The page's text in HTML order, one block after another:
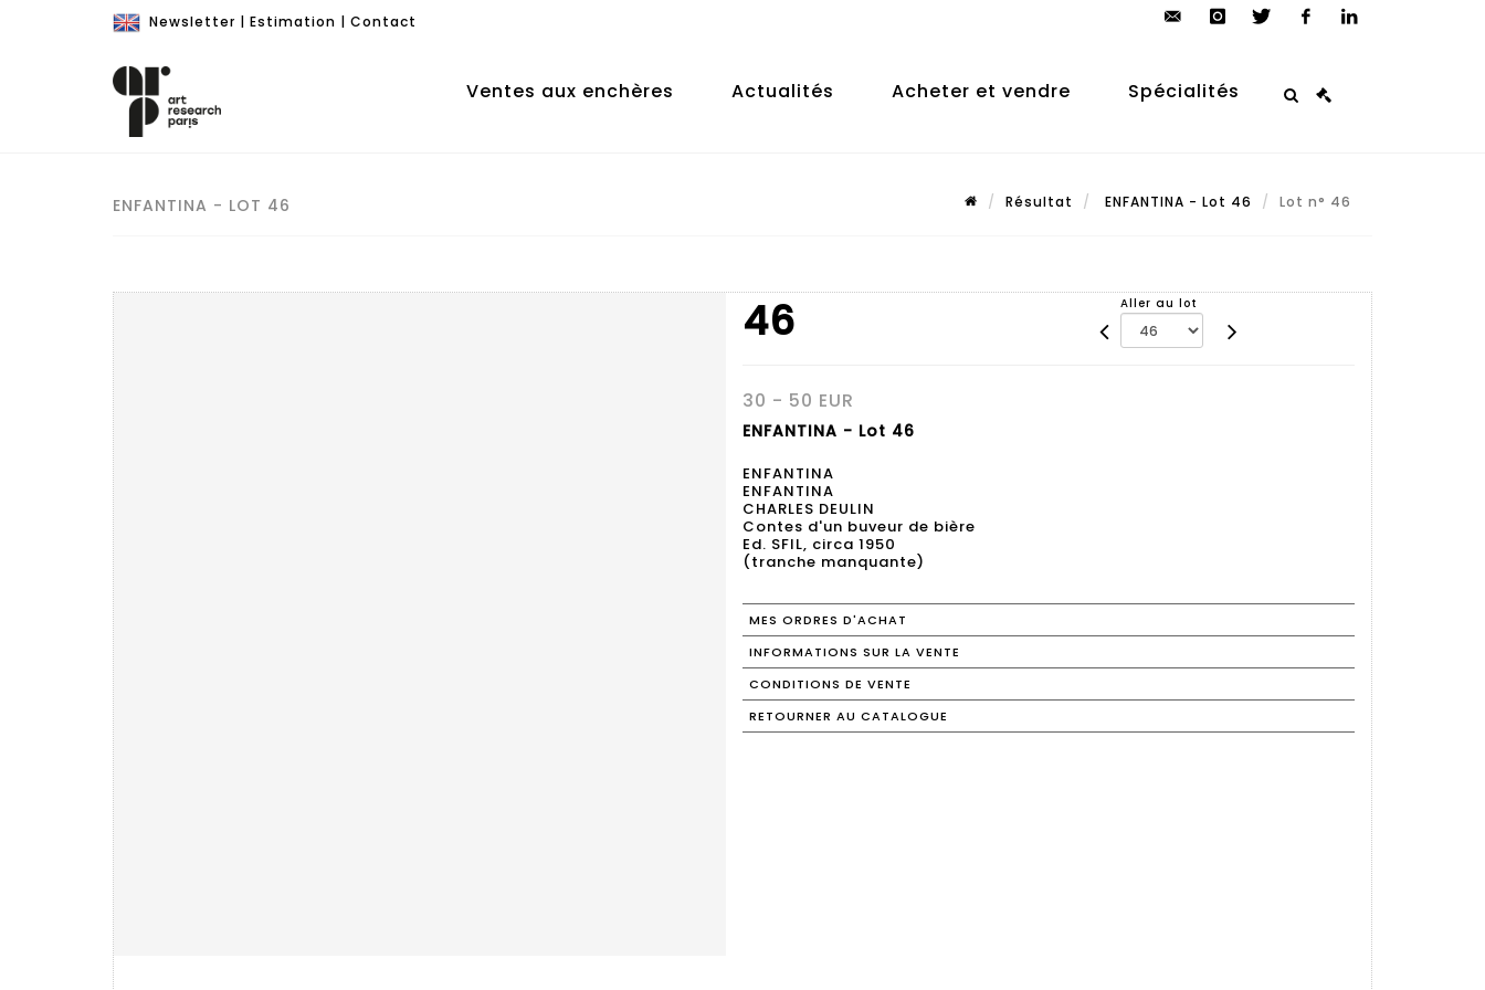
Newsletter | Estimation | Contact
auction.com
Ventes aux enchères Actualités Acheter et vendre Spécialités
ENFANTINA - LOT 46 Résultat ENFANTINA - Lot 46 Lot n° 46
46 Aller au lot
30 - 50 EUR
ENFANTINA - Lot 46
ENFANTINA
ENFANTINA
CHARLES DEULIN
Contes d'un buveur de bière
Ed. SFIL, circa 1950
(tranche manquante)
MES ORDRES D'ACHAT
INFORMATIONS SUR LA VENTE
CONDITIONS DE VENTE
RETOURNER AU CATALOGUE